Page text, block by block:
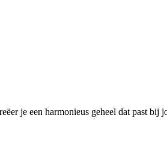
je een harmonieus geheel dat past